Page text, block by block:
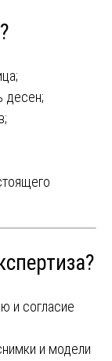
десен;
и согласие
и модели